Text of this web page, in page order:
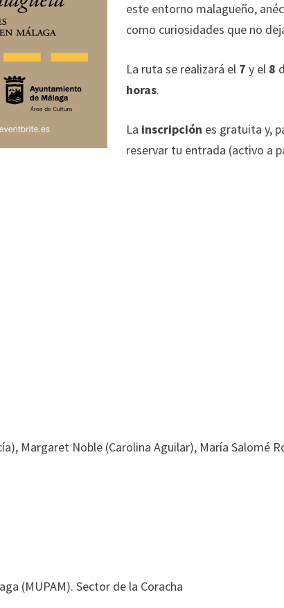
este entorno malagueño,
como curiosidades que no
La ruta se realizará el 7 y el 8
horas.
La inscripción es gratuita y,
reservar tu entrada (activo a
Margaret Noble (Carolina Aguilar), María Salomé
(MUPAM). Sector de la Coracha